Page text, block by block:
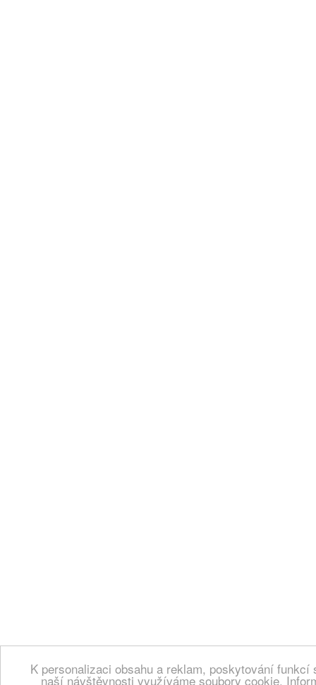
K personalizaci obsahu a reklam, poskytování
naší návštěvnosti využíváme soubory cookie.